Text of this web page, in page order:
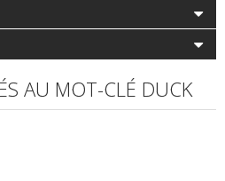
AU MOT-CLÉ DUCK